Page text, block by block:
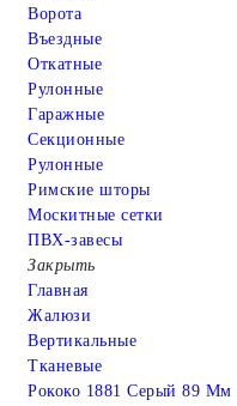
Ворота
Въездные
Откатные
Рулонные
Гаражные
Cекционные
Рулонные
Римские шторы
Москитные сетки
ПВХ-завесы
Закрыть
Главная
Жалюзи
Вертикальные
Тканевые
Рококо 1881 Серый 89 Мм